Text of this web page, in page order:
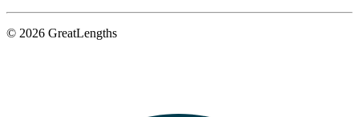
© 2026 GreatLengths